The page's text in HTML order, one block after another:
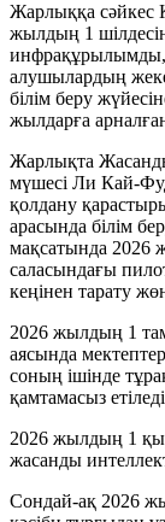
Жарлыққа сәйкес
жылдың 1
инфрақұрылымды,
алушылардың жеке
білім беру
жылдарға
Жарлықта Жасанды
мүшесі Ли Кай-
қолдану
арасында білім
мақсатында 2026
саласындағы
кеңінен тарату
2026 жылдың 1
аясында
соның ішінде
қамтамасыз
2026 жылдың 1
жасанды
Сондай-ақ 2026